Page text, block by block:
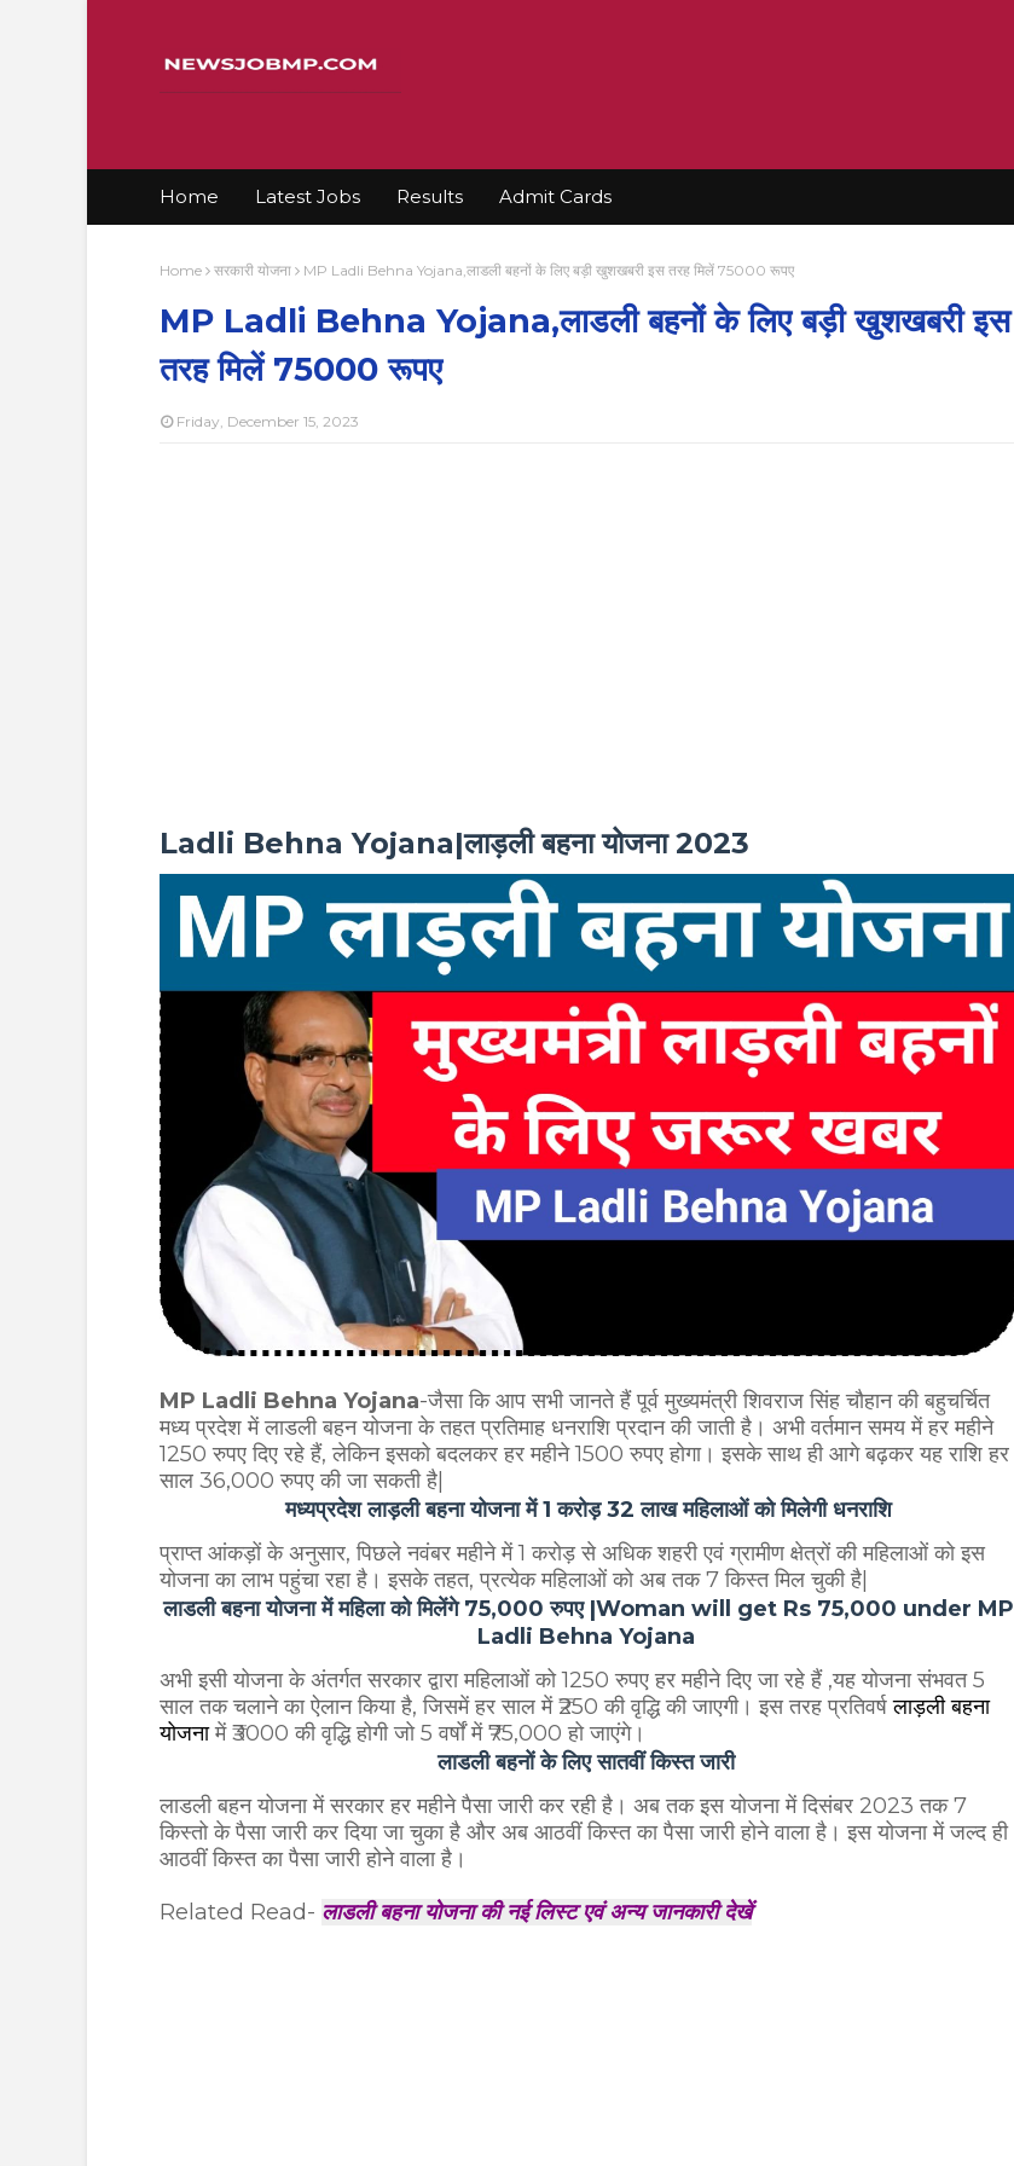
Home Latest Jobs Results Admit Cards
Home सरकारी योजना MP Ladli Behna Yojana,लाडली बहनों के लिए बड़ी खुशखबरी इस तरह मिलें 75000 रूपए
MP Ladli Behna Yojana,लाडली बहनों के लिए बड़ी खुशखबरी इस
तरह मिलें 75000 रूपए
Friday, December 15, 2023
Ladli Behna Yojana|लाड़ली बहना योजना 2023
MP Ladli Behna Yojana-जैसा कि आप सभी जानते हैं पूर्व मुख्यमंत्री शिवराज सिंह चौहान की बहुचर्चित
मध्य प्रदेश में लाडली बहन योजना के तहत प्रतिमाह धनराशि प्रदान की जाती है। अभी वर्तमान समय में हर महीने
1250 रुपए दिए रहे हैं, लेकिन इसको बदलकर हर महीने 1500 रुपए होगा। इसके साथ ही आगे बढ़कर यह राशि हर
साल 36,000 रुपए की जा सकती है|
मध्यप्रदेश लाड़ली बहना योजना में 1 करोड़ 32 लाख महिलाओं को मिलेगी धनराशि
प्राप्त आंकड़ों के अनुसार, पिछले नवंबर महीने में 1 करोड़ से अधिक शहरी एवं ग्रामीण क्षेत्रों की महिलाओं को इस
योजना का लाभ पहुंचा रहा है। इसके तहत, प्रत्येक महिलाओं को अब तक 7 किस्त मिल चुकी है|
लाडली बहना योजना में महिला को मिलेंगे 75,000 रुपए |Woman will get Rs 75,000 under MP
Ladli Behna Yojana
अभी इसी योजना के अंतर्गत सरकार द्वारा महिलाओं को 1250 रुपए हर महीने दिए जा रहे हैं ,यह योजना संभवत 5
साल तक चलाने का ऐलान किया है, जिसमें हर साल में ₹250 की वृद्धि की जाएगी। इस तरह प्रतिवर्षलाड़ली बहना
योजनामें ₹3000 की वृद्धि होगी जो 5 वर्षों में ₹75,000 हो जाएंगे।
लाडली बहनों के लिए सातवीं किस्त जारी
लाडली बहन योजना में सरकार हर महीने पैसा जारी कर रही है। अब तक इस योजना में दिसंबर 2023 तक 7
किस्तो के पैसा जारी कर दिया जा चुका है और अब आठवीं किस्त का पैसा जारी होने वाला है। इस योजना में जल्द ही
आठवीं किस्त का पैसा जारी होने वाला है।
Related Read- लाडली बहना योजना की नई लिस्ट एवं अन्य जानकारी देखें